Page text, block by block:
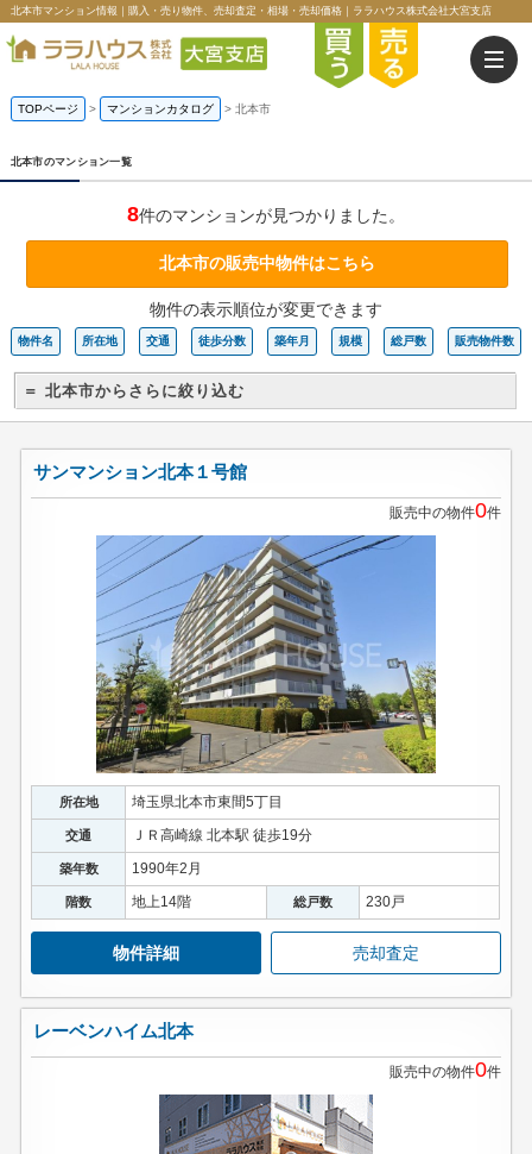
北本市マンション情報｜購入・売り物件、売却査定・相場・売却価格｜ララハウス株式会社大宮支店
TOPページ > マンションカタログ > 北本市
北本市のマンション一覧
8件のマンションが見つかりました。
北本市の販売中物件はこちら
物件の表示順位が変更できます
物件名 所在地 交通 徒歩分数 築年月 規模 総戸数 販売物件数
＝ 北本市からさらに絞り込む
サンマンション北本１号館
販売中の物件0件
所在地 埼玉県北本市東間5丁目
交通 ＪＲ高崎線 北本駅 徒歩19分
築年数 1990年2月
階数 地上14階 総戸数 230戸
物件詳細 売却査定
レーベンハイム北本
販売中の物件0件